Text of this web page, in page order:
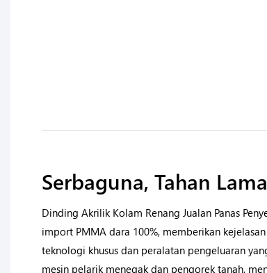
Serbaguna, Tahan
Dinding Akrilik Kolam Renang Jualan Panas
import PMMA dara 100%, memberikan
teknologi khusus dan peralatan pengeluaran
mesin pelarik menegak dan pengorek tanah,